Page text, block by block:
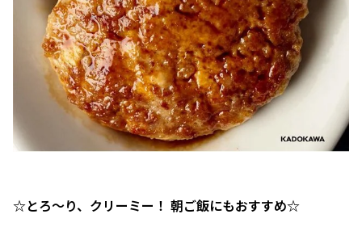
☆とろ～り、クリーミー！ 朝ご飯にもおすすめ☆